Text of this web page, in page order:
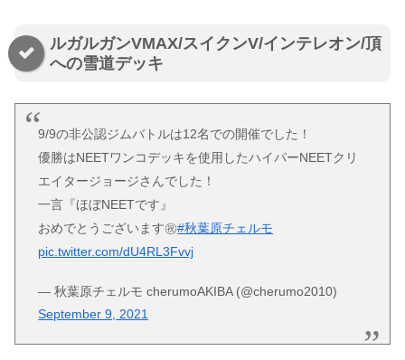
ルガルガンVMAX/スイクンV/インテレオン/頂
への雪道デッキ
9/9の非公認ジムバトルは12名での開催でした！
優勝はNEETワンコデッキを使用したハイパーNEETクリ
エイタージョージさんでした！
一言『ほぼNEETです』
おめでとうございます㊗️#秋葉原チェルモ
pic.twitter.com/dU4RL3Fvvj
— 秋葉原チェルモ cherumoAKIBA (@cherumo2010)
September 9, 2021